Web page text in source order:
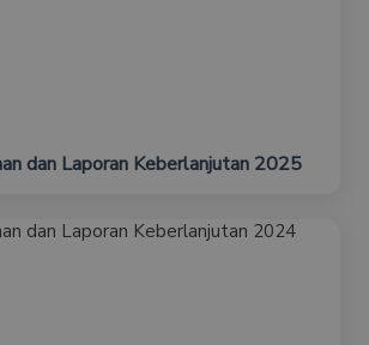
dan Laporan Keberlanjutan 2025